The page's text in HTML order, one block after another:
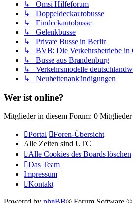
↳ Omsi Hilfeforum
↳ Doppeldeckautobusse
↳ Eindeckautobusse
↳ Gelenkbusse
↳ Private Busse in Berlin
↳ BVB: Die Verkehrsbetriebe in
↳ Busse aus Brandenburg
↳ Verkehrsmodelle
↳ Neuheitenankündigungen
Wer ist online?
Mitglieder in diesem Forum: 0 Mitglieder
Portal
Foren-Übersicht
Alle Zeiten sind UTC
Alle Cookies des Boards löschen
Das Team
Impressum
Kontakt